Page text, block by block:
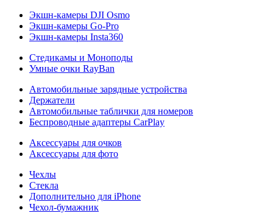
Экшн-камеры DJI Osmo
Экшн-камеры Go-Pro
Экшн-камеры Insta360
Стедикамы и Моноподы
Умные очки RayBan
Автомобильные зарядные устройства
Держатели
Автомобильные таблички для номеров
Беспроводные адаптеры CarPlay
Аксессуары для очков
Аксессуары для фото
Чехлы
Стекла
Дополнительно для iPhone
Чехол-бумажник